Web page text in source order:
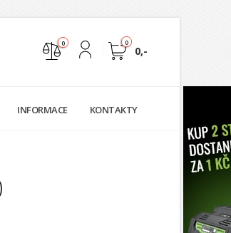
0
0,-
0
INFORMACE KONTAKTY